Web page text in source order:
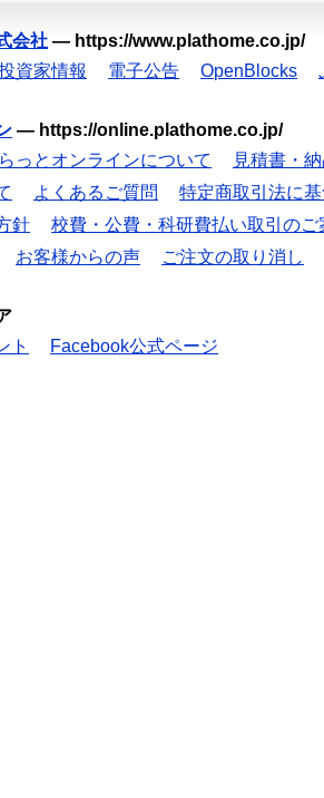
会社 — https://www.plathome.co.jp/
資家情報 電子公告 OpenBlocks
— https://online.plathome.co.jp/
っとオンラインについて
見積書・
よくあるご質問
特定商取引法に
針
校費・公費・科研費払い取引のご
お客様からの声 ご注文の取り消し
ト
Facebook公式ページ